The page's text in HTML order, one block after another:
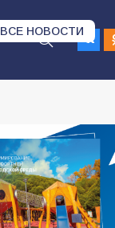
ВСЕ НОВОСТИ